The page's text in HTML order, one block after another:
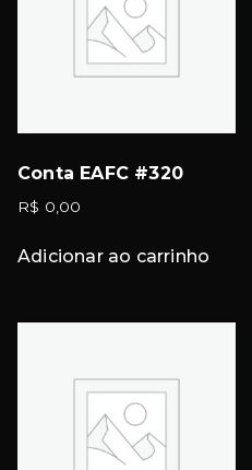
Conta EAFC #320
R$ 0,00
Adicionar ao carrinho